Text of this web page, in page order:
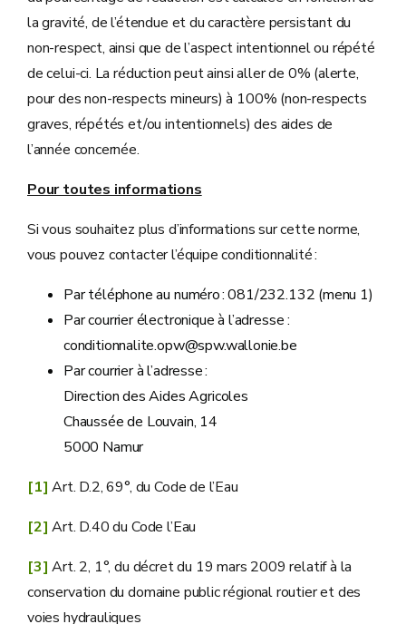
la gravité, de l’étendue et du caractère persistant du
non-respect, ainsi que de l’aspect intentionnel ou répété
de celui-ci. La réduction peut ainsi aller de 0% (alerte,
pour des non-respects mineurs) à 100% (non-respects
graves, répétés et/ou intentionnels) des aides de
l’année concernée.
Pour toutes informations
Si vous souhaitez plus d’informations sur cette norme,
vous pouvez contacter l’équipe conditionnalité :
Par téléphone au numéro : 081/232.132 (menu 1)
Par courrier électronique à l’adresse :
conditionnalite.opw@spw.wallonie.be
Par courrier à l’adresse :
Direction des Aides Agricoles
Chaussée de Louvain, 14
5000 Namur
[1] Art. D.2, 69°, du Code de l’Eau
[2] Art. D.40 du Code l’Eau
[3] Art. 2, 1°, du décret du 19 mars 2009 relatif à la
conservation du domaine public régional routier et des
voies hydrauliques